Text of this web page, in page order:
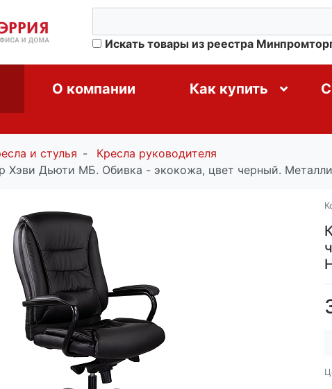
Искать товары из реестра
О компании Как купить
и стулья
Кресла руководителя
Хэви Дьюти МБ. Обивка - экокожа, цвет черный.